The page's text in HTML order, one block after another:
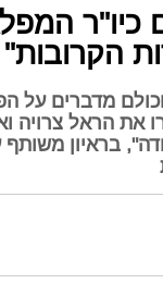
כיו"ר
הקרובות"
מדברים על
את הראל צרויה
בראיון